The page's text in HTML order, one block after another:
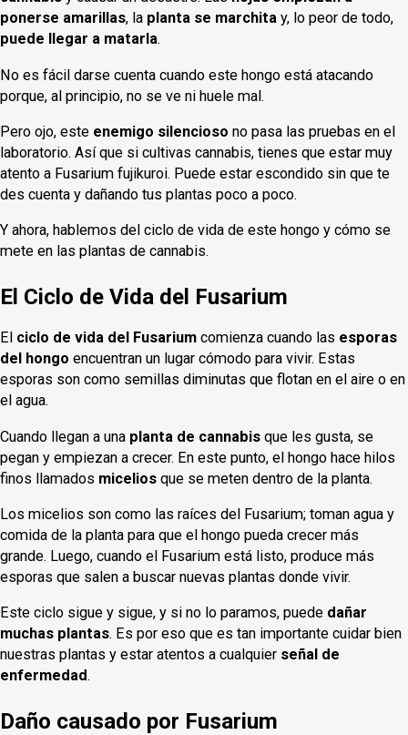
ponerse amarillas, la planta se marchita y, lo peor de todo,
puede llegar a matarla.
No es fácil darse cuenta cuando este hongo está atacando
porque, al principio, no se ve ni huele mal.
Pero ojo, este enemigo silencioso no pasa las pruebas en el
laboratorio. Así que si cultivas cannabis, tienes que estar muy
atento a Fusarium fujikuroi. Puede estar escondido sin que te
des cuenta y dañando tus plantas poco a poco.
Y ahora, hablemos del ciclo de vida de este hongo y cómo se
mete en las plantas de cannabis.
El Ciclo de Vida del Fusarium
El ciclo de vida del Fusarium comienza cuando las esporas
del hongo encuentran un lugar cómodo para vivir. Estas
esporas son como semillas diminutas que flotan en el aire o en
el agua.
Cuando llegan a una planta de cannabis que les gusta, se
pegan y empiezan a crecer. En este punto, el hongo hace hilos
finos llamados micelios que se meten dentro de la planta.
Los micelios son como las raíces del Fusarium; toman agua y
comida de la planta para que el hongo pueda crecer más
grande. Luego, cuando el Fusarium está listo, produce más
esporas que salen a buscar nuevas plantas donde vivir.
Este ciclo sigue y sigue, y si no lo paramos, puede dañar
muchas plantas. Es por eso que es tan importante cuidar bien
nuestras plantas y estar atentos a cualquier señal de
enfermedad.
Daño causado por Fusarium